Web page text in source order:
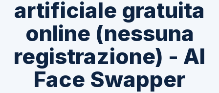
artificiale gratuita
online (nessuna
registrazione) - AI
Face Swapper